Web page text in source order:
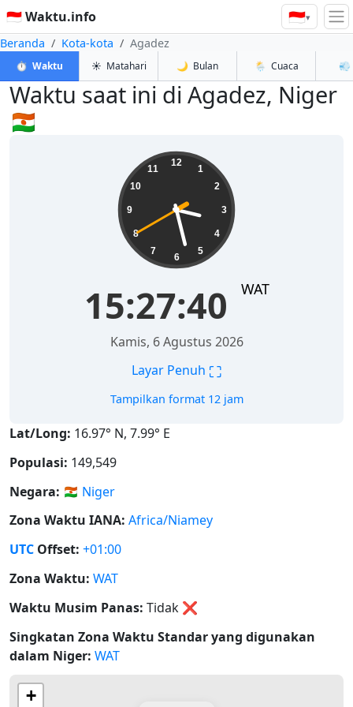
🇮🇩 Waktu.info 🇮🇩▾
Beranda Kota-kota Agadez
⏱️ Waktu ☀️ Matahari 🌙 Bulan 🌦️ Cuaca 💨
Waktu saat ini di Agadez, Niger
🇳🇪
12
1
2
3
4
5
6
7
8
9
10
11
15:27:40 WAT
Kamis, 6 Agustus 2026
Layar Penuh ⛶
Tampilkan format 12 jam
Lat/Long: 16.97° N, 7.99° E
Populasi: 149,549
Negara: 🇳🇪 Niger
Zona Waktu IANA: Africa/Niamey
UTC Offset: +01:00
Zona Waktu: WAT
Waktu Musim Panas: Tidak ❌
Singkatan Zona Waktu Standar yang digunakan
dalam Niger: WAT
+